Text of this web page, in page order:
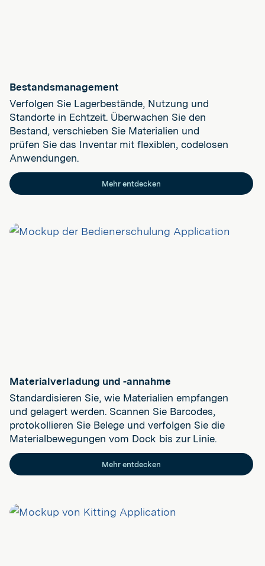
Bestandsmanagement
Verfolgen Sie Lagerbestände, Nutzung und
Standorte in Echtzeit. Überwachen Sie den
Bestand, verschieben Sie Materialien und
prüfen Sie das Inventar mit flexiblen, codelosen
Anwendungen.
Mehr entdecken
Materialverladung und -annahme
Standardisieren Sie, wie Materialien empfangen
und gelagert werden. Scannen Sie Barcodes,
protokollieren Sie Belege und verfolgen Sie die
Materialbewegungen vom Dock bis zur Linie.
Mehr entdecken